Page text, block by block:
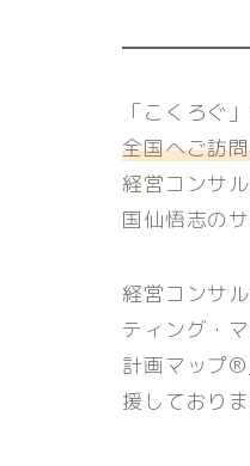
「こくろぐ
全国へご訪問
経営コンサ
国仙悟志のサ
経営コンサ
ティング・
計画マップ®️
援しておりま